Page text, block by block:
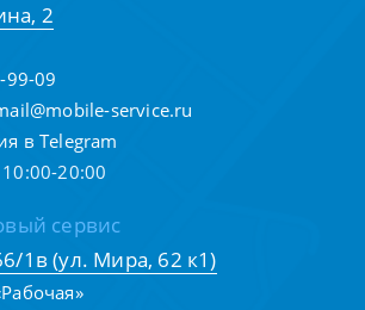
2
99-09
service.ru
в Telegram
20:00
сервис
1в (ул. Мира, 62 к1)